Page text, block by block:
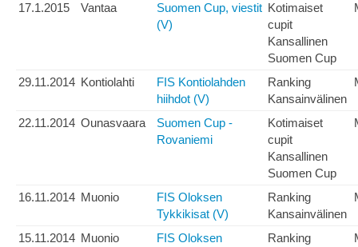
17.1.2015 Vantaa
Suomen Cup, viestit
(V)
Kotimaiset
cupit
Kansallinen
Suomen Cup
29.11.2014 Kontiolahti
FIS Kontiolahden
hiihdot (V)
Ranking
Kansainvälinen
22.11.2014 Ounasvaara
Suomen Cup -
Rovaniemi
Kotimaiset
cupit
Kansallinen
Suomen Cup
16.11.2014 Muonio
FIS Oloksen
Tykkikisat (V)
Ranking
Kansainvälinen
15.11.2014 Muonio
FIS Oloksen
Ranking